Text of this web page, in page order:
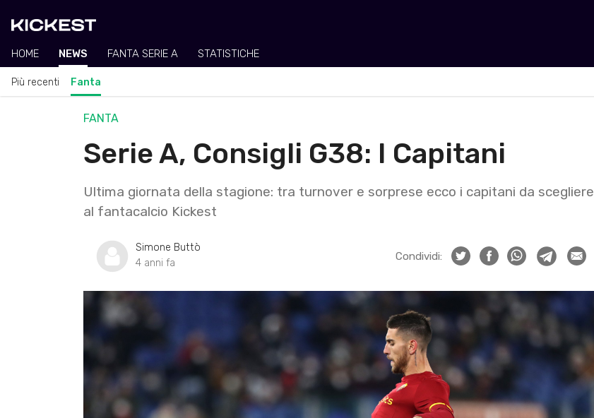
HOME NEWS FANTA SERIE A STATISTICHE
Più recenti Fanta
FANTA
Serie A, Consigli G38: I Capitani
Ultima giornata della stagione: tra turnover e sorprese ecco i capitani da scegliere
al fantacalcio Kickest
Simone Buttò
4 anni fa
Condividi: